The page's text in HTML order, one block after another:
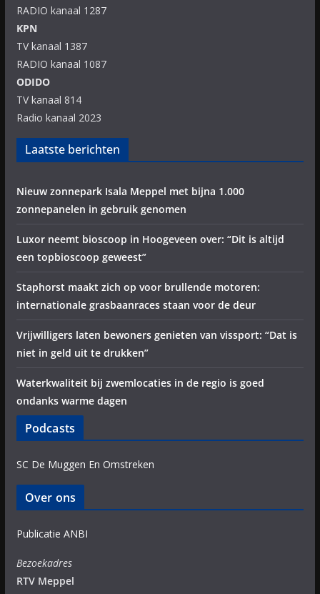
RADIO kanaal 1287
KPN
TV kanaal 1387
RADIO kanaal 1087
ODIDO
TV kanaal 814
Radio kanaal 2023
Laatste berichten
Nieuw zonnepark Isala Meppel met bijna 1.000
zonnepanelen in gebruik genomen
Luxor neemt bioscoop in Hoogeveen over: “Dit is altijd
een topbioscoop geweest”
Staphorst maakt zich op voor brullende motoren:
internationale grasbaanraces staan voor de deur
Vrijwilligers laten bewoners genieten van vissport: “Dat is
niet in geld uit te drukken”
Waterkwaliteit bij zwemlocaties in de regio is goed
ondanks warme dagen
Podcasts
SC De Muggen En Omstreken
Over ons
Publicatie ANBI
Bezoekadres
RTV Meppel